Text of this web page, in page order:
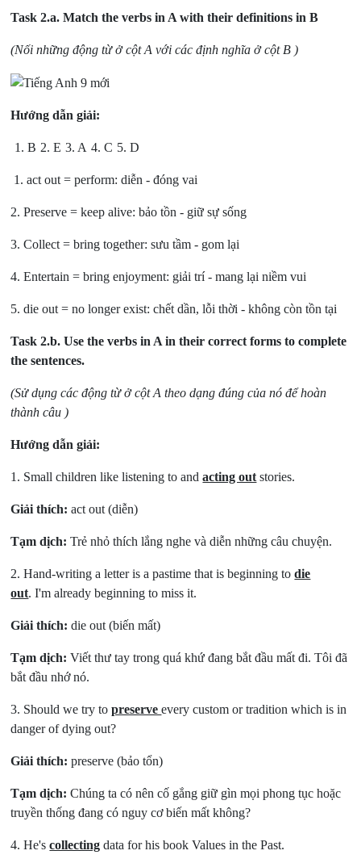
Task 2.a.Match the verbs in A with their definitions in B
(Nối những động từ ở cột A với các định nghĩa ở cột B )
Hướng dẫn giải:
1. B 2. E 3. A 4. C 5. D
1. act out = perform: diễn - đóng vai
2. Preserve = keep alive: bảo tồn - giữ sự sống
3. Collect = bring together: sưu tầm - gom lại
4. Entertain = bring enjoyment: giải trí - mang lại niềm vui
5. die out = no longer exist: chết dần, lỗi thời - không còn tồn tại
Task 2.b.Use the verbs in A in their correct forms to complete
the sentences.
(Sử dụng các động từ ở cột A theo dạng đúng của nó để hoàn
thành câu )
Hướng dẫn giải:
1. Small children like listening to andacting out stories.
Giải thích: act out (diễn)
Tạm dịch: Trẻ nhỏ thích lắng nghe và diễn những câu chuyện.
2. Hand-writing a letter is a pastime that is beginning todie
out. I'm already beginning to miss it.
Giải thích: die out (biến mất)
Tạm dịch: Viết thư tay trong quá khứ đang bắt đầu mất đi. Tôi đã
bắt đầu nhớ nó.
3. Should we try topreserveevery custom or tradition which is in
danger of dying out?
Giải thích: preserve (bảo tổn)
Tạm dịch: Chúng ta có nên cố gắng giữ gìn mọi phong tục hoặc
truyền thống đang có nguy cơ biến mất không?
4. He'scollecting data for his book Values in the Past.